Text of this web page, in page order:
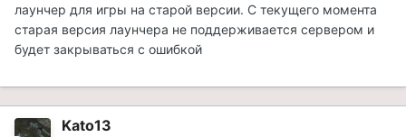
лаунчер для игры на старой версии. С текущего момента
старая версия лаунчера не поддерживается сервером и
будет закрываться с ошибкой
Kato13